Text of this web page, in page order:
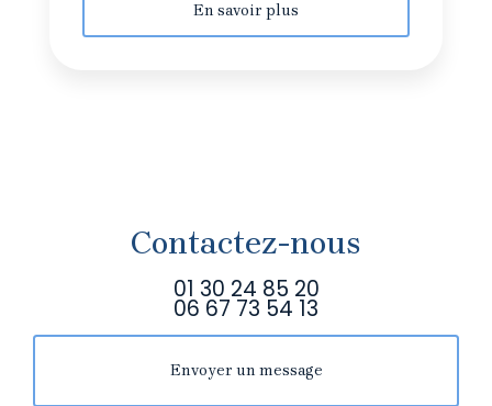
En savoir plus
Contactez-nous
01 30 24 85 20
06 67 73 54 13
Envoyer un message